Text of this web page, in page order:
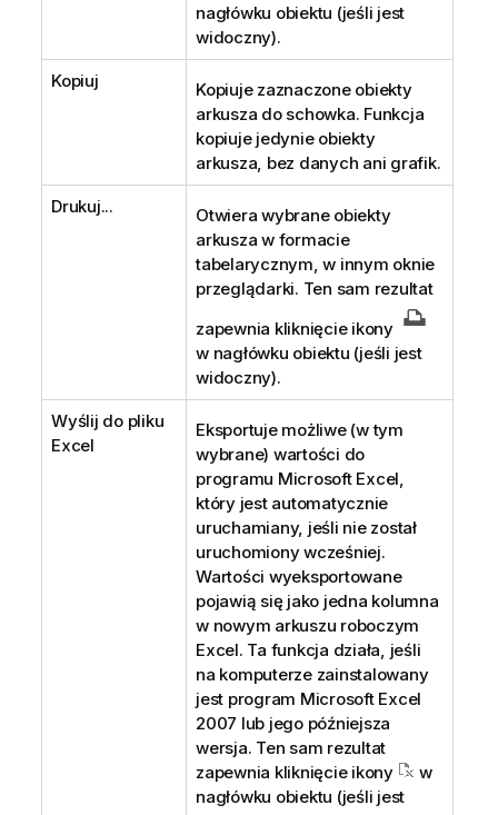
nagłówku obiektu (jeśli jest
widoczny).
Kopiuj
Kopiuje zaznaczone obiekty
arkusza do schowka. Funkcja
kopiuje jedynie obiekty
arkusza, bez danych ani grafik.
Drukuj...
Otwiera wybrane obiekty
arkusza w formacie
tabelarycznym, w innym oknie
przeglądarki. Ten sam rezultat
zapewnia kliknięcie ikony
w nagłówku obiektu (jeśli jest
widoczny).
Wyślij do pliku
Excel
Eksportuje możliwe (w tym
wybrane) wartości do
programu Microsoft Excel,
który jest automatycznie
uruchamiany, jeśli nie został
uruchomiony wcześniej.
Wartości wyeksportowane
pojawią się jako jedna kolumna
w nowym arkuszu roboczym
Excel. Ta funkcja działa, jeśli
na komputerze zainstalowany
jest program Microsoft Excel
2007 lub jego późniejsza
wersja. Ten sam rezultat
zapewnia kliknięcie ikony
w
nagłówku obiektu (jeśli jest